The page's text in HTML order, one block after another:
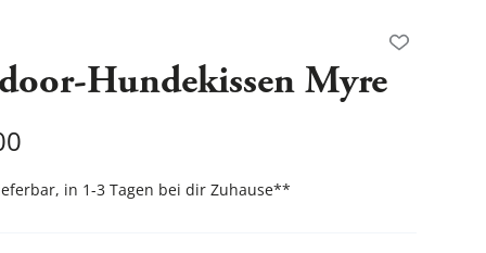
Hundekissen Myre
in 1-3 Tagen bei dir Zuhause**